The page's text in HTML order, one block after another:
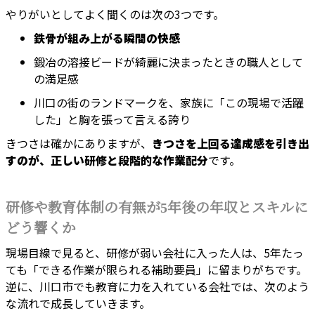
やりがいとしてよく聞くのは次の3つです。
鉄骨が組み上がる瞬間の快感
鍛冶の溶接ビードが綺麗に決まったときの職人として
の満足感
川口の街のランドマークを、家族に「この現場で活躍
した」と胸を張って言える誇り
きつさは確かにありますが、 きつさを上回る達成感を引き出
すのが、正しい研修と段階的な作業配分です。
研修や教育体制の有無が5年後の年収とスキルに
どう響くか
現場目線で見ると、研修が弱い会社に入った人は、5年たっ
ても「できる作業が限られる補助要員」に留まりがちです。
逆に、川口市でも教育に力を入れている会社では、次のよう
な流れで成長していきます。